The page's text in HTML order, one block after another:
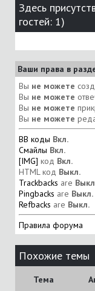
Здесь
гостей: 1)
Ваши права в
Вы не можете
Вы не можете
Вы не можете
Вы не можете
BB коды Вкл.
Смайлы Вкл.
[IMG] код Вкл.
HTML код Выкл.
Trackbacks are
Pingbacks are Выкл.
Refbacks are Выкл.
Правила форума
Похожие темы
Тема